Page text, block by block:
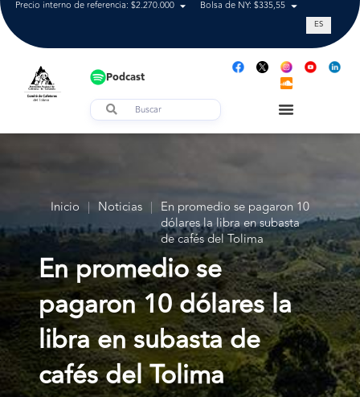
Precio interno de referencia: $2.270.000 Bolsa de NY: $335,55 Tasa de
ES
Podcast
Inicio | Noticias | En promedio se pagaron 10
dólares la libra en subasta
de cafés del Tolima
En promedio se
pagaron 10 dólares la
libra en subasta de
cafés del Tolima